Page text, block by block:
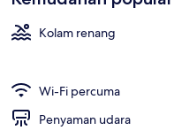
Kolam renang
Wi-Fi percuma
Penyaman udara